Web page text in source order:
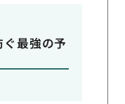
最強の予